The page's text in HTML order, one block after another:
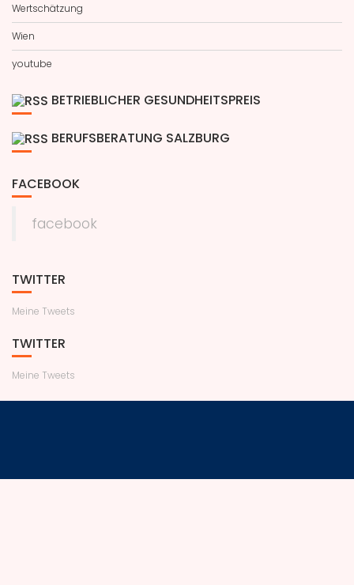
Wertschätzung
Wien
youtube
BETRIEBLICHER GESUNDHEITSPREIS
BERUFSBERATUNG SALZBURG
FACEBOOK
facebook
TWITTER
Meine Tweets
TWITTER
Meine Tweets